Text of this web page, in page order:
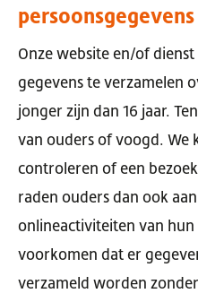
Onze website en/of
gegevens te verzamelen
jonger zijn dan 16 jaar.
van ouders of voogd. We
controleren of een
raden ouders dan ook
onlineactiviteiten van
voorkomen dat er
verzameld worden